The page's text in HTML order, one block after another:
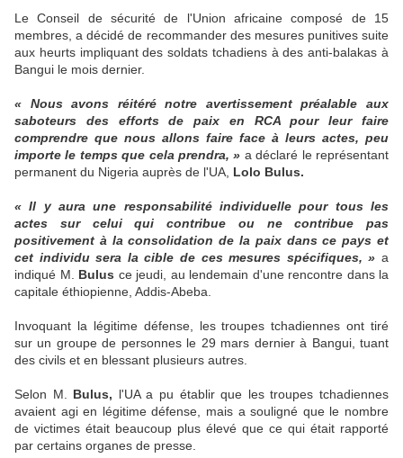
Le Conseil de sécurité de l'Union africaine composé de 15
membres, a décidé de recommander des mesures punitives suite
aux heurts impliquant des soldats tchadiens à des anti-balakas à
Bangui le mois dernier.
« Nous avons réitéré notre avertissement préalable aux
saboteurs des efforts de paix en RCA pour leur faire
comprendre que nous allons faire face à leurs actes, peu
importe le temps que cela prendra, » a déclaré le représentant
permanent du Nigeria auprès de l'UA, Lolo Bulus.
« Il y aura une responsabilité individuelle pour tous les
actes sur celui qui contribue ou ne contribue pas
positivement à la consolidation de la paix dans ce pays et
cet individu sera la cible de ces mesures spécifiques, » a
indiqué M. Bulus ce jeudi, au lendemain d'une rencontre dans la
capitale éthiopienne, Addis-Abeba.
Invoquant la légitime défense, les troupes tchadiennes ont tiré
sur un groupe de personnes le 29 mars dernier à Bangui, tuant
des civils et en blessant plusieurs autres.
Selon M. Bulus, l'UA a pu établir que les troupes tchadiennes
avaient agi en légitime défense, mais a souligné que le nombre
de victimes était beaucoup plus élevé que ce qui était rapporté
par certains organes de presse.